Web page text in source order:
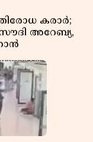
കരാർ;
അറേബ്യ,